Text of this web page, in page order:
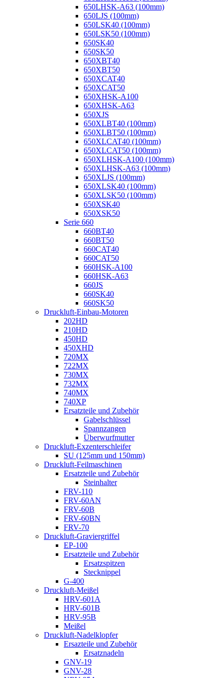
650LHSK-A63 (100mm)
650LJS (100mm)
650LSK40 (100mm)
650LSK50 (100mm)
650SK40
650SK50
650XBT40
650XBT50
650XCAT40
650XCAT50
650XHSK-A100
650XHSK-A63
650XJS
650XLBT40 (100mm)
650XLBT50 (100mm)
650XLCAT40 (100mm)
650XLCAT50 (100mm)
650XLHSK-A100 (100mm)
650XLHSK-A63 (100mm)
650XLJS (100mm)
650XLSK40 (100mm)
650XLSK50 (100mm)
650XSK40
650XSK50
Serie 660
660BT40
660BT50
660CAT40
660CAT50
660HSK-A100
660HSK-A63
660JS
660SK40
660SK50
Druckluft-Einbau-Motoren
202HD
210HD
450HD
450XHD
720MX
722MX
730MX
732MX
740MX
740XP
Ersatzteile und Zubehör
Gabelschlüssel
Spannzangen
Überwurfmutter
Druckluft-Exzenterschleifer
SU (125mm und 150mm)
Druckluft-Feilmaschinen
Ersatzteile und Zubehör
Steinhalter
FRV-110
FRV-60AN
FRV-60B
FRV-60BN
FRV-70
Druckluft-Graviergriffel
EP-100
Ersatzteile und Zubehör
Ersatzspitzen
Stecknippel
G-400
Druckluft-Meißel
HRV-601A
HRV-601B
HRV-95B
Meißel
Druckluft-Nadelklopfer
Ersazteile und Zubehör
Ersatznadeln
GNV-19
GNV-28